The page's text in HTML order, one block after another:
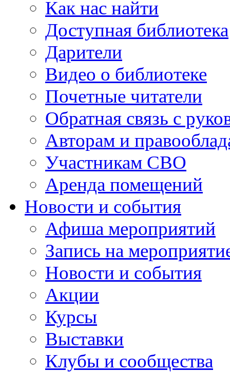
Как нас найти
Доступная библиотека
Дарители
Видео о библиотеке
Почетные читатели
Обратная связь с
Авторам и
Участникам СВО
Аренда помещений
Новости и события
Афиша мероприятий
Запись на
Новости и события
Акции
Курсы
Выставки
Клубы и сообщества